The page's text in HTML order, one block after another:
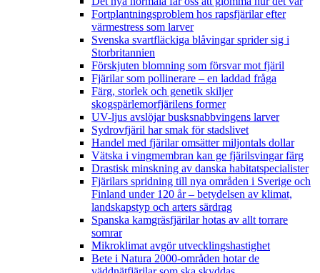
Fortplantningsproblem hos rapsfjärilar efter
värmestress som larver
Svenska svartfläckiga blåvingar sprider sig i
Storbritannien
Förskjuten blomning som försvar mot fjäril
Fjärilar som pollinerare – en laddad fråga
Färg, storlek och genetik skiljer
skogspärlemorfjärilens former
UV-ljus avslöjar busksnabbvingens larver
Sydrovfjäril har smak för stadslivet
Handel med fjärilar omsätter miljontals dollar
Vätska i vingmembran kan ge fjärilsvingar färg
Drastisk minskning av danska habitatspecialister
Fjärilars spridning till nya områden i Sverige och
Finland under 120 år– betydelsen av klimat,
landskapstyp och arters särdrag
Spanska kamgräsfjärilar hotas av allt torrare
somrar
Mikroklimat avgör utvecklingshastighet
Bete i Natura 2000-områden hotar de